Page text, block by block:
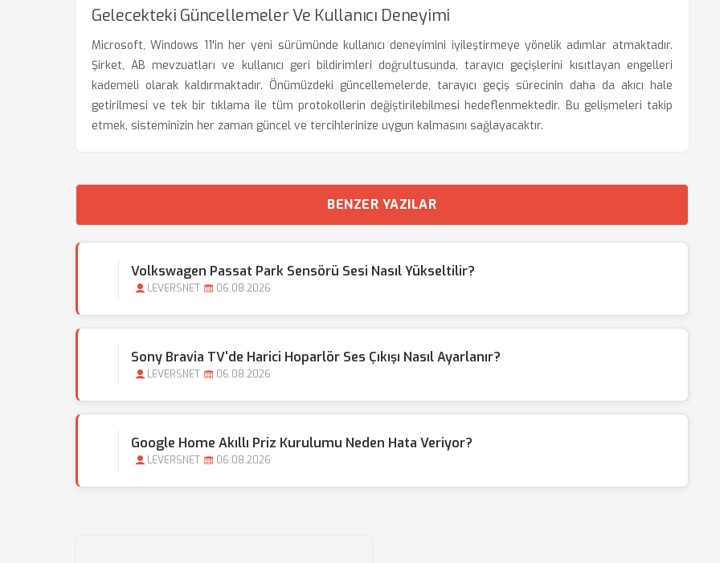
Gelecekteki Güncellemeler Ve Kullanıcı Deneyimi
Microsoft, Windows 11'in her yeni sürümünde kullanıcı deneyimini iyileştirmeye yönelik adımlar atmaktadır.
Şirket, AB mevzuatları ve kullanıcı geri bildirimleri doğrultusunda, tarayıcı geçişlerini kısıtlayan engelleri
kademeli olarak kaldırmaktadır. Önümüzdeki güncellemelerde, tarayıcı geçiş sürecinin daha da akıcı hale
getirilmesi ve tek bir tıklama ile tüm protokollerin değiştirilebilmesi hedeflenmektedir. Bu gelişmeleri takip
etmek, sisteminizin her zaman güncel ve tercihlerinize uygun kalmasını sağlayacaktır.
BENZER YAZILAR
Volkswagen Passat Park Sensörü Sesi Nasıl Yükseltilir?
LEVERSNET 06.08.2026
Sony Bravia TV'de Harici Hoparlör Ses Çıkışı Nasıl Ayarlanır?
LEVERSNET 06.08.2026
Google Home Akıllı Priz Kurulumu Neden Hata Veriyor?
LEVERSNET 06.08.2026